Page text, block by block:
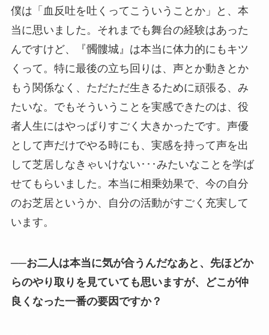
僕は「血反吐を吐くってこういうことか」と、本
当に思いました。それまでも舞台の経験はあった
んですけど、『髑髏城』は本当に体力的にもキツ
くって。特に最後の立ち回りは、声とか動きとか
もう関係なく、ただただ生きるために頑張る、み
たいな。でもそういうことを実感できたのは、役
者人生にはやっぱりすごく大きかったです。声優
として声だけでやる時にも、実感を持って声を出
して芝居しなきゃいけない･･･みたいなことを学ば
せてもらいました。本当に相乗効果で、今の自分
のお芝居というか、自分の活動がすごく充実して
います。
──お二人は本当に気が合うんだなあと、先ほどか
らのやり取りを見ていても思いますが、どこが仲
良くなった一番の要因ですか？